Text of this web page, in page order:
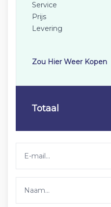
Service
Prijs
Levering
Zou Hier Weer Kopen
Totaal